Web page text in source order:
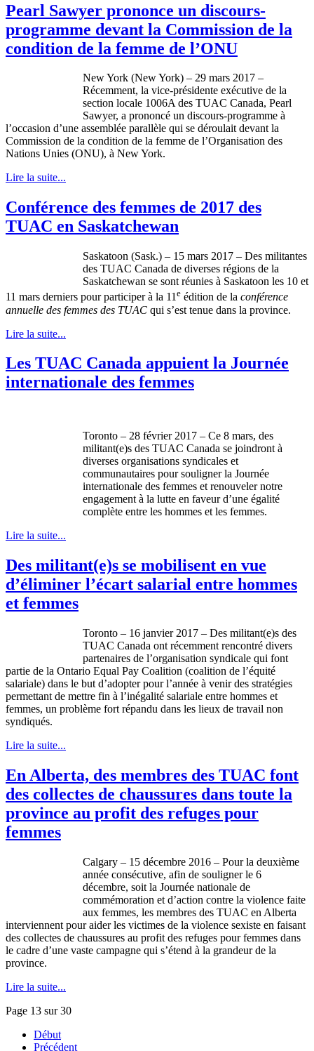
Pearl Sawyer prononce un discours-
programme devant la Commission de la
condition de la femme de l’ONU
New York (New York) – 29 mars 2017 –
Récemment, la vice-présidente exécutive de la
section locale 1006A des TUAC Canada, Pearl
Sawyer, a prononcé un discours-programme à
l’occasion d’une assemblée parallèle qui se déroulait devant la
Commission de la condition de la femme de l’Organisation des
Nations Unies (ONU), à New York.
Lire la suite...
Conférence des femmes de 2017 des
TUAC en Saskatchewan
Saskatoon (Sask.) – 15 mars 2017 – Des militantes
des TUAC Canada de diverses régions de la
Saskatchewan se sont réunies à Saskatoon les 10 et
11 mars derniers pour participer à la 11e édition de la conférence
annuelle des femmes des TUAC qui s’est tenue dans la province.
Lire la suite...
Les TUAC Canada appuient la Journée
internationale des femmes
Toronto – 28 février 2017 – Ce 8 mars, des
militant(e)s des TUAC Canada se joindront à
diverses organisations syndicales et
communautaires pour souligner la Journée
internationale des femmes et renouveler notre
engagement à la lutte en faveur d’une égalité
complète entre les hommes et les femmes.
Lire la suite...
Des militant(e)s se mobilisent en vue
d’éliminer l’écart salarial entre hommes
et femmes
Toronto – 16 janvier 2017 – Des militant(e)s des
TUAC Canada ont récemment rencontré divers
partenaires de l’organisation syndicale qui font
partie de la Ontario Equal Pay Coalition (coalition de l’équité
salariale) dans le but d’adopter pour l’année à venir des stratégies
permettant de mettre fin à l’inégalité salariale entre hommes et
femmes, un problème fort répandu dans les lieux de travail non
syndiqués.
Lire la suite...
En Alberta, des membres des TUAC font
des collectes de chaussures dans toute la
province au profit des refuges pour
femmes
Calgary – 15 décembre 2016 – Pour la deuxième
année consécutive, afin de souligner le 6
décembre, soit la Journée nationale de
commémoration et d’action contre la violence faite
aux femmes, les membres des TUAC en Alberta
interviennent pour aider les victimes de la violence sexiste en faisant
des collectes de chaussures au profit des refuges pour femmes dans
le cadre d’une vaste campagne qui s’étend à la grandeur de la
province.
Lire la suite...
Page 13 sur 30
Début
Précédent